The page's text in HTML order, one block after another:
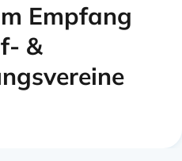
Empfang
&